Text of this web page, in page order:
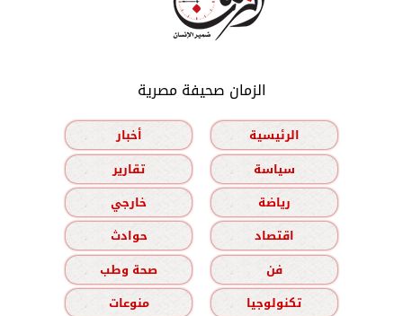
الزمان صحيفة مصرية
الرئيسية
أخبار
سياسة
تقارير
رياضة
خارجي
اقتصاد
حوادث
فن
صحة وطب
تكنولوجيا
منوعات